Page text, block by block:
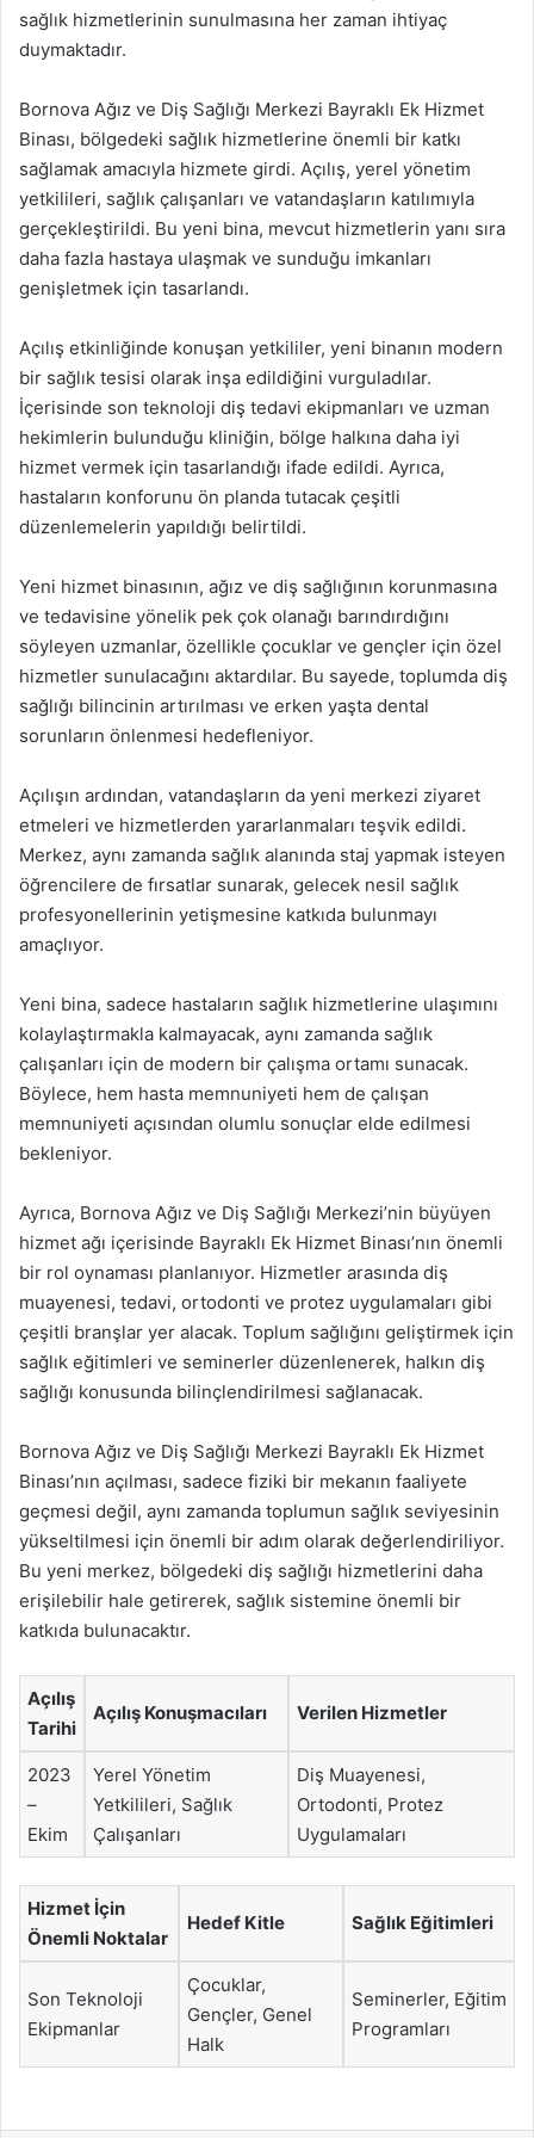
sağlık hizmetlerinin sunulmasına her zaman ihtiyaç
duymaktadır.
Bornova Ağız ve Diş Sağlığı Merkezi Bayraklı Ek Hizmet
Binası, bölgedeki sağlık hizmetlerine önemli bir katkı
sağlamak amacıyla hizmete girdi. Açılış, yerel yönetim
yetkilileri, sağlık çalışanları ve vatandaşların katılımıyla
gerçekleştirildi. Bu yeni bina, mevcut hizmetlerin yanı sıra
daha fazla hastaya ulaşmak ve sunduğu imkanları
genişletmek için tasarlandı.
Açılış etkinliğinde konuşan yetkililer, yeni binanın modern
bir sağlık tesisi olarak inşa edildiğini vurguladılar.
İçerisinde son teknoloji diş tedavi ekipmanları ve uzman
hekimlerin bulunduğu kliniğin, bölge halkına daha iyi
hizmet vermek için tasarlandığı ifade edildi. Ayrıca,
hastaların konforunu ön planda tutacak çeşitli
düzenlemelerin yapıldığı belirtildi.
Yeni hizmet binasının, ağız ve diş sağlığının korunmasına
ve tedavisine yönelik pek çok olanağı barındırdığını
söyleyen uzmanlar, özellikle çocuklar ve gençler için özel
hizmetler sunulacağını aktardılar. Bu sayede, toplumda diş
sağlığı bilincinin artırılması ve erken yaşta dental
sorunların önlenmesi hedefleniyor.
Açılışın ardından, vatandaşların da yeni merkezi ziyaret
etmeleri ve hizmetlerden yararlanmaları teşvik edildi.
Merkez, aynı zamanda sağlık alanında staj yapmak isteyen
öğrencilere de fırsatlar sunarak, gelecek nesil sağlık
profesyonellerinin yetişmesine katkıda bulunmayı
amaçlıyor.
Yeni bina, sadece hastaların sağlık hizmetlerine ulaşımını
kolaylaştırmakla kalmayacak, aynı zamanda sağlık
çalışanları için de modern bir çalışma ortamı sunacak.
Böylece, hem hasta memnuniyeti hem de çalışan
memnuniyeti açısından olumlu sonuçlar elde edilmesi
bekleniyor.
Ayrıca, Bornova Ağız ve Diş Sağlığı Merkezi’nin büyüyen
hizmet ağı içerisinde Bayraklı Ek Hizmet Binası’nın önemli
bir rol oynaması planlanıyor. Hizmetler arasında diş
muayenesi, tedavi, ortodonti ve protez uygulamaları gibi
çeşitli branşlar yer alacak. Toplum sağlığını geliştirmek için
sağlık eğitimleri ve seminerler düzenlenerek, halkın diş
sağlığı konusunda bilinçlendirilmesi sağlanacak.
Bornova Ağız ve Diş Sağlığı Merkezi Bayraklı Ek Hizmet
Binası’nın açılması, sadece fiziki bir mekanın faaliyete
geçmesi değil, aynı zamanda toplumun sağlık seviyesinin
yükseltilmesi için önemli bir adım olarak değerlendiriliyor.
Bu yeni merkez, bölgedeki diş sağlığı hizmetlerini daha
erişilebilir hale getirerek, sağlık sistemine önemli bir
katkıda bulunacaktır.
Açılış
Tarihi
Açılış Konuşmacıları Verilen Hizmetler
2023
–
Ekim
Yerel Yönetim
Yetkilileri, Sağlık
Çalışanları
Diş Muayenesi,
Ortodonti, Protez
Uygulamaları
Hizmet İçin
Önemli Noktalar
Hedef Kitle Sağlık Eğitimleri
Son Teknoloji
Ekipmanlar
Çocuklar,
Gençler, Genel
Halk
Seminerler, Eğitim
Programları